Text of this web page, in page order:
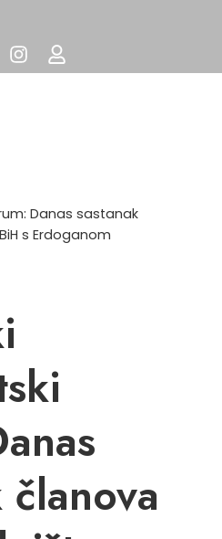
Danas sastanak
s Erdoganom
članova